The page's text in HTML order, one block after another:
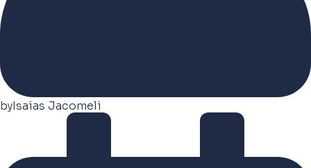
byIsaias Jacomeli